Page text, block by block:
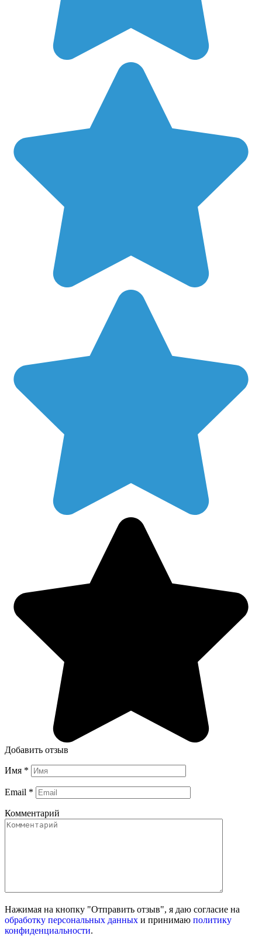
Добавить отзыв
Имя *
Email *
Комментарий
Нажимая на кнопку "Отправить отзыв", я даю согласие на
обработку персональных данных и принимаю политику
конфиденциальности.